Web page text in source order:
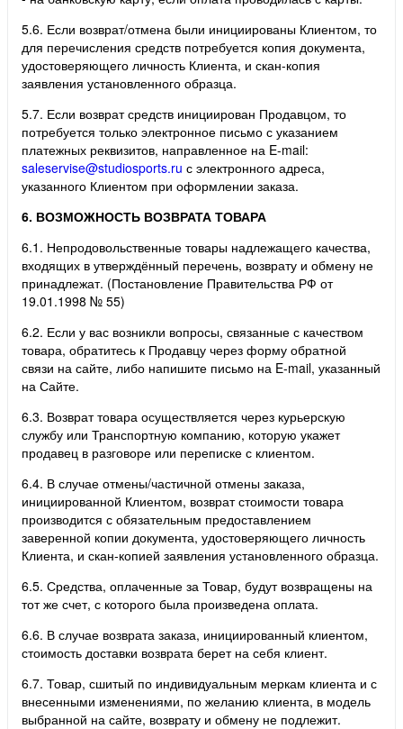
5.6. Если возврат/отмена были инициированы Клиентом, то
для перечисления средств потребуется копия документа,
удостоверяющего личность Клиента, и скан-копия
заявления установленного образца.
5.7. Если возврат средств инициирован Продавцом, то
потребуется только электронное письмо с указанием
платежных реквизитов, направленное на E-mail:
saleservise@studiosports.ru с электронного адреса,
указанного Клиентом при оформлении заказа.
6. ВОЗМОЖНОСТЬ ВОЗВРАТА ТОВАРА
6.1. Непродовольственные товары надлежащего качества,
входящих в утверждённый перечень, возврату и обмену не
принадлежат. (Постановление Правительства РФ от
19.01.1998 № 55)
6.2. Если у вас возникли вопросы, связанные с качеством
товара, обратитесь к Продавцу через форму обратной
связи на сайте, либо напишите письмо на E-mail, указанный
на Сайте.
6.3. Возврат товара осуществляется через курьерскую
службу или Транспортную компанию, которую укажет
продавец в разговоре или переписке с клиентом.
6.4. В случае отмены/частичной отмены заказа,
инициированной Клиентом, возврат стоимости товара
производится с обязательным предоставлением
заверенной копии документа, удостоверяющего личность
Клиента, и скан-копией заявления установленного образца.
6.5. Средства, оплаченные за Товар, будут возвращены на
тот же счет, с которого была произведена оплата.
6.6. В случае возврата заказа, инициированный клиентом,
стоимость доставки возврата берет на себя клиент.
6.7. Товар, сшитый по индивидуальным меркам клиента и с
внесенными изменениями, по желанию клиента, в модель
выбранной на сайте, возврату и обмену не подлежит.